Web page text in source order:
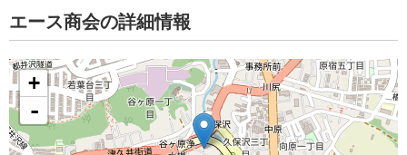
エース商会の詳細情報
+
-